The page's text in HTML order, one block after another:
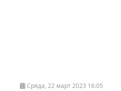
Сряда, 22 март 2023 16:05